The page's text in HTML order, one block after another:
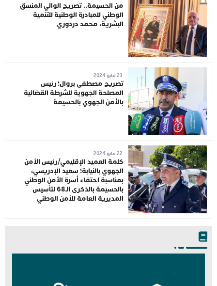
من الحسيمة.. تصريح الوالي المنسق
الوطني للمبادرة الوطنية للتنمية
البشرية، محمد دردوري
تصريح مصطفى بروال؛ رئيس
المصلحة الجهوية للشرطة القضائية
بالأمن الجهوي بالحسيمة
22 مايو 2024
كلمة العميد الإقليمي/رئيس الأمن
الجهوي بالنيابة؛ سعيد الإدريسي،
بمناسبة احتفاء أسرة الأمن الوطني
بالحسيمة بالذكرى الـ68 لتأسيس
المديرية العامة للأمن الوطني